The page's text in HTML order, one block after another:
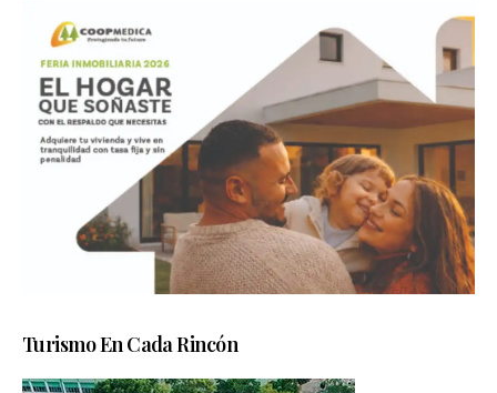
Turismo En Cada Rincón